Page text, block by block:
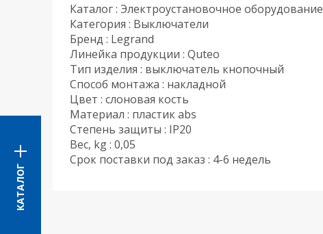
КАТАЛОГ
Каталог : Электроустановочное оборудование
Категория : Выключатели
Бренд : Legrand
Линейка продукции : Quteo
Тип изделия : выключатель кнопочный
Способ монтажа : накладной
Цвет : слоновая кость
Материал : пластик abs
Степень защиты : IP20
Вес, kg : 0,05
Срок поставки под заказ : 4-6 недель